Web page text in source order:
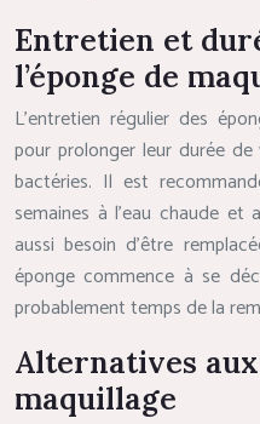
Entretien et
l’éponge de
L’entretien régulier des
pour prolonger leur durée
bactéries. Il est
semaines à l’eau chaude
aussi besoin d’être
éponge commence à se
probablement temps de la
Alternatives
maquillage